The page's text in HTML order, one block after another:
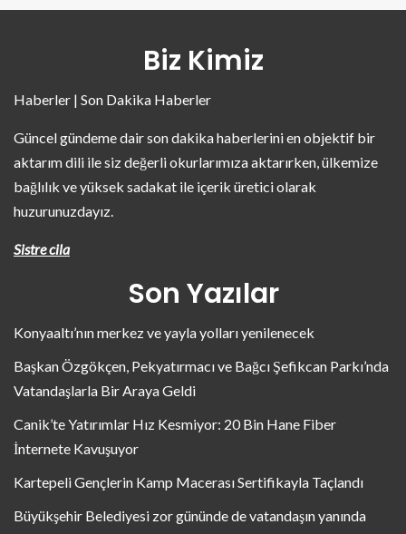
Biz Kimiz
Haberler | Son Dakika Haberler
Güncel gündeme dair son dakika haberlerini en objektif bir
aktarım dili ile siz değerli okurlarımıza aktarırken, ülkemize
bağlılık ve yüksek sadakat ile içerik üretici olarak
huzurunuzdayız.
Sistre cila
Son Yazılar
Konyaaltı’nın merkez ve yayla yolları yenilenecek
Başkan Özgökçen, Pekyatırmacı ve Bağcı Şefikcan Parkı’nda
Vatandaşlarla Bir Araya Geldi
Canik’te Yatırımlar Hız Kesmiyor: 20 Bin Hane Fiber
İnternete Kavuşuyor
Kartepeli Gençlerin Kamp Macerası Sertifikayla Taçlandı
Büyükşehir Belediyesi zor gününde de vatandaşın yanında